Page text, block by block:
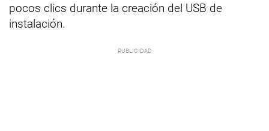
pocos clics durante la creación del USB de
instalación.